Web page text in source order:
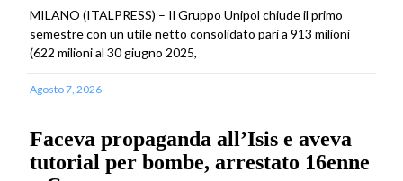
MILANO (ITALPRESS) – Il Gruppo Unipol chiude il primo
semestre con un utile netto consolidato pari a 913 milioni
(622 milioni al 30 giugno 2025,
Agosto 7, 2026
Faceva propaganda all’Isis e aveva
tutorial per bombe, arrestato 16enne